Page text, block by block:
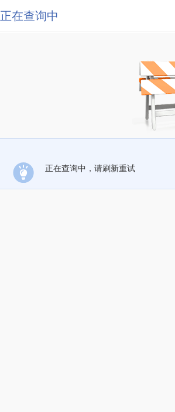
正在查询中
正在查询中，请刷新重试